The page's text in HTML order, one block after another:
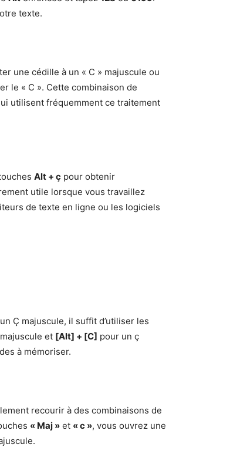
texte.
une cédille à un « C » majuscule ou
le « C ». Cette combinaison de
utilisent fréquemment ce traitement
Alt + ç pour obtenir
utile lorsque vous travaillez
de texte en ligne ou les logiciels
Ç majuscule, il suffit d’utiliser les
et [Alt] + [C] pour un ç
à mémoriser.
recourir à des combinaisons de
« Maj » et « c », vous ouvrez une